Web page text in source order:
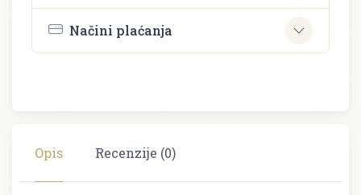
Načini plaćanja
Opis Recenzije (0)